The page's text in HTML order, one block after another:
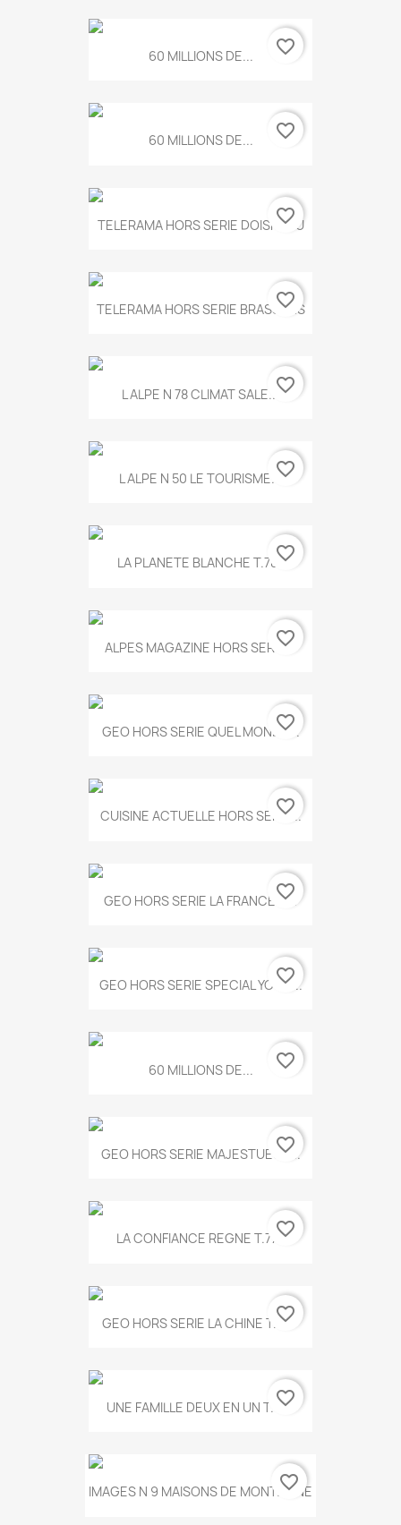
60 MILLIONS DE... favorite_border
60 MILLIONS DE... favorite_border
TELERAMA HORS SERIE DOISNEAU
favorite_border
TELERAMA HORS SERIE BRASSENS
favorite_border
L ALPE N 78 CLIMAT SALE...favorite_border
L ALPE N 50 LE TOURISME...favorite_border
LA PLANETE BLANCHE T.785favorite_border
ALPES MAGAZINE HORS SERIE...
favorite_border
GEO HORS SERIE QUEL MONDE...
favorite_border
CUISINE ACTUELLE HORS SERIE...
favorite_border
GEO HORS SERIE LA FRANCE A...
favorite_border
GEO HORS SERIE SPECIAL YOGA...
favorite_border
60 MILLIONS DE... favorite_border
GEO HORS SERIE MAJESTUEUX...
favorite_border
LA CONFIANCE REGNE T.778favorite_border
GEO HORS SERIE LA CHINE T.497
favorite_border
UNE FAMILLE DEUX EN UN T.675
favorite_border
IMAGES N 9 MAISONS DE MONTAGNE
favorite_border